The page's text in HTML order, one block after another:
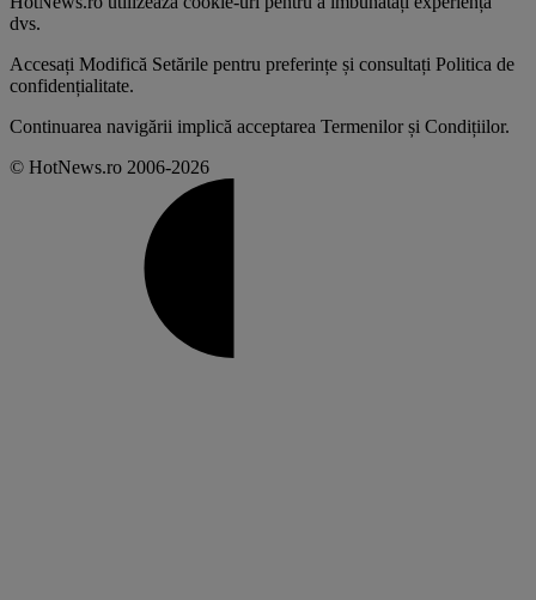
dvs.
Accesați Modifică Setările pentru preferințe și consultați Politica de
confidențialitate.
Continuarea navigării implică acceptarea Termenilor și Condițiilor.
© HotNews.ro 2006-2026